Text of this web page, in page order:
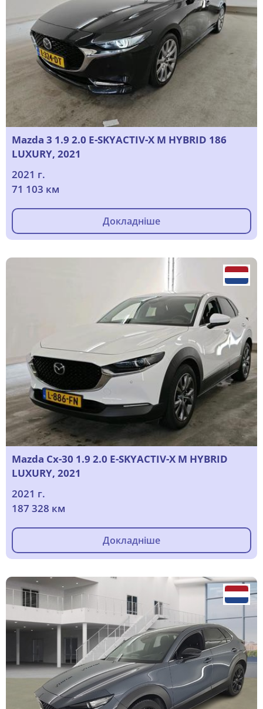
Mazda 3 1.9 2.0 E-SKYACTIV-X M HYBRID 186
LUXURY, 2021
2021 г.
71 103 км
Докладніше
Mazda Cx-30 1.9 2.0 E-SKYACTIV-X M HYBRID
LUXURY, 2021
2021 г.
187 328 км
Докладніше